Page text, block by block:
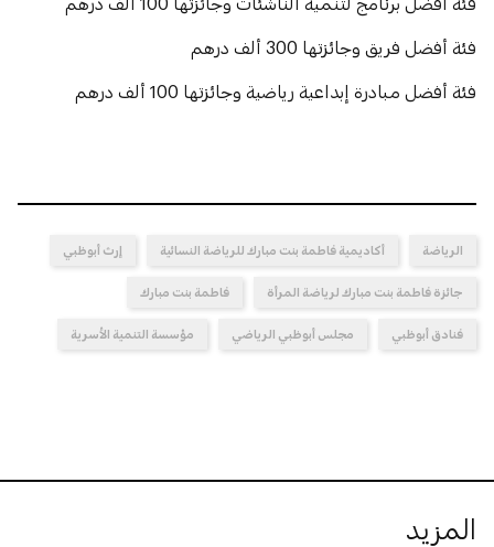
الرياضة أكاديمية فاطمة بنت مبارك للرياضة النسائية إرث أبوظبي
جائزة فاطمة بنت مبارك لرياضة المرأة فاطمة بنت مبارك
فنادق أبوظبي مجلس أبوظبي الرياضي مؤسسة التنمية الأسرية
المزيد